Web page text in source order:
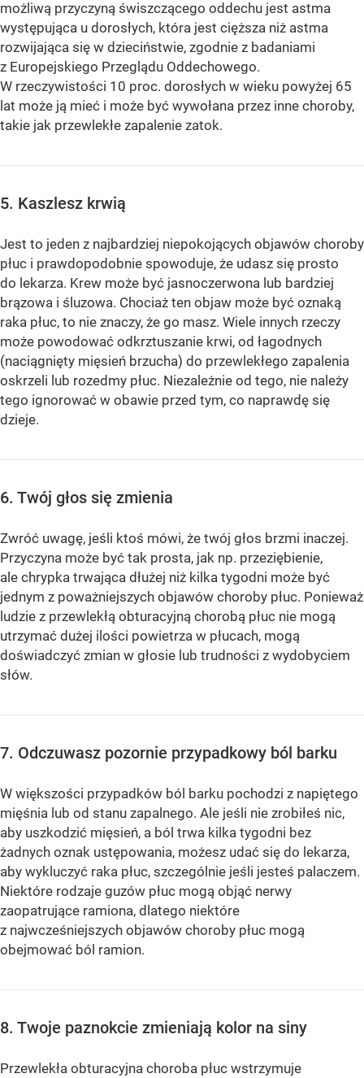
możliwą przyczyną świszczącego oddechu jest astma
występująca u dorosłych, która jest cięższa niż astma
rozwijająca się w dzieciństwie, zgodnie z badaniami
z Europejskiego Przeglądu Oddechowego.
W rzeczywistości 10 proc. dorosłych w wieku powyżej 65
lat może ją mieć i może być wywołana przez inne choroby,
takie jak przewlekłe zapalenie zatok.
5. Kaszlesz krwią
Jest to jeden z najbardziej niepokojących objawów choroby
płuc i prawdopodobnie spowoduje, że udasz się prosto
do lekarza. Krew może być jasnoczerwona lub bardziej
brązowa i śluzowa. Chociaż ten objaw może być oznaką
raka płuc, to nie znaczy, że go masz. Wiele innych rzeczy
może powodować odkrztuszanie krwi, od łagodnych
(naciągnięty mięsień brzucha) do przewlekłego zapalenia
oskrzeli lub rozedmy płuc. Niezależnie od tego, nie należy
tego ignorować w obawie przed tym, co naprawdę się
dzieje.
6. Twój głos się zmienia
Zwróć uwagę, jeśli ktoś mówi, że twój głos brzmi inaczej.
Przyczyna może być tak prosta, jak np. przeziębienie,
ale chrypka trwająca dłużej niż kilka tygodni może być
jednym z poważniejszych objawów choroby płuc. Ponieważ
ludzie z przewlekłą obturacyjną chorobą płuc nie mogą
utrzymać dużej ilości powietrza w płucach, mogą
doświadczyć zmian w głosie lub trudności z wydobyciem
słów.
7. Odczuwasz pozornie przypadkowy ból barku
W większości przypadków ból barku pochodzi z napiętego
mięśnia lub od stanu zapalnego. Ale jeśli nie zrobiłeś nic,
aby uszkodzić mięsień, a ból trwa kilka tygodni bez
żadnych oznak ustępowania, możesz udać się do lekarza,
aby wykluczyć raka płuc, szczególnie jeśli jesteś palaczem.
Niektóre rodzaje guzów płuc mogą objąć nerwy
zaopatrujące ramiona, dlatego niektóre
z najwcześniejszych objawów choroby płuc mogą
obejmować ból ramion.
8. Twoje paznokcie zmieniają kolor na siny
Przewlekła obturacyjna choroba płuc wstrzymuje